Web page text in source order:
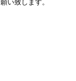
い致します。